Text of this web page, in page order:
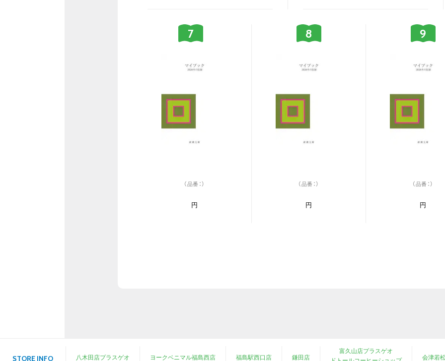
（品番：）
円
（品番：）
円
（品番：）
円
STORE INFO 八木田店プラスゲオ ヨークベニマル福島西店 福島駅西口店 鎌田店
富久山店プラスゲオ
会津若